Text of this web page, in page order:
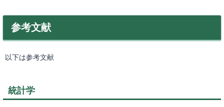
参考文献
以下は参考文献
統計学